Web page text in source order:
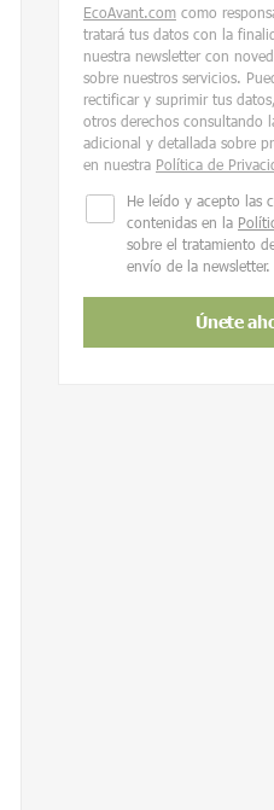
EcoAvant.com como
tratará tus datos con la
nuestra newsletter con
sobre nuestros servicios.
rectificar y suprimir tus
otros derechos consultando
adicional y detallada sobre
en nuestra Política de
He leído y acepto las
contenidas en la
sobre el tratamiento
envío de la newsletter.